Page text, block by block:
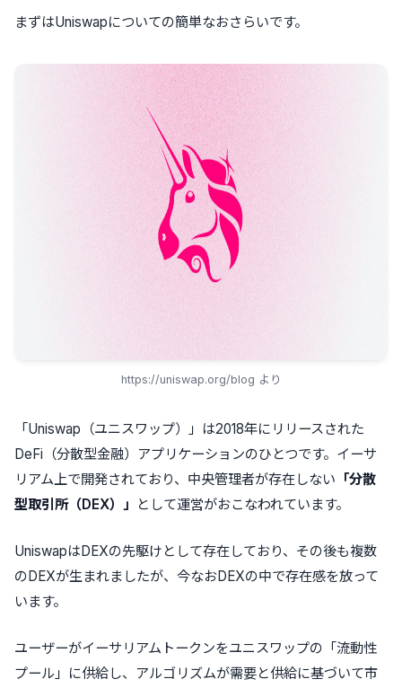
まずはUniswapについての簡単なおさらいです。
https://uniswap.org/blog より
「Uniswap（ユニスワップ）」は2018年にリリースされた
DeFi（分散型金融）アプリケーションのひとつです。イーサ
リアム上で開発されており、中央管理者が存在しない 「分散
型取引所（DEX）」
として運営がおこなわれています。
UniswapはDEXの先駆けとして存在しており、その後も複数
のDEXが生まれましたが、今なおDEXの中で存在感を放って
います。
ユーザーがイーサリアムトークンをユニスワップの「流動性
プール」に供給し、アルゴリズムが需要と供給に基づいて市